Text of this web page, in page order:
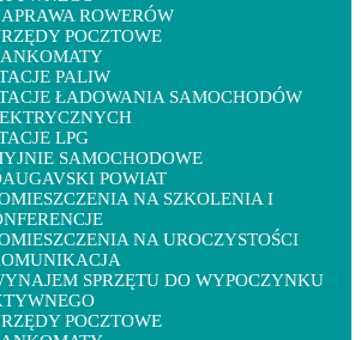
ROWERÓW
POCZTOWE
PALIW
ŁADOWANIA SAMOCHODÓW
LPG
SAMOCHODOWE
POWIAT
NA SZKOLENIA I
NA UROCZYSTOŚCI
SPRZĘTU DO WYPOCZYNKU
POCZTOWE